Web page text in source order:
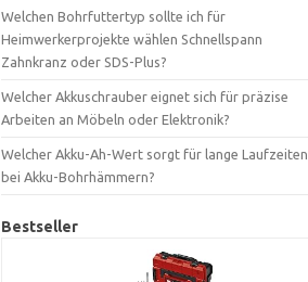
Welchen Bohrfuttertyp sollte ich für
Heimwerkerprojekte wählen Schnellspann
Zahnkranz oder SDS-Plus?
Welcher Akkuschrauber eignet sich für präzise
Arbeiten an Möbeln oder Elektronik?
Welcher Akku-Ah-Wert sorgt für lange Laufzeiten
bei Akku-Bohrhämmern?
Bestseller